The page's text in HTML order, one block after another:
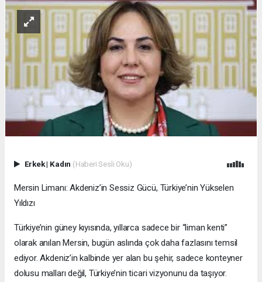
Erkek| Kadın (Haberi Sesli Oku)
Mersin Limanı: Akdeniz’in Sessiz Gücü, Türkiye’nin Yükselen
Yıldızı
Türkiye’nin güney kıyısında, yıllarca sadece bir “liman kenti”
olarak anılan Mersin, bugün aslında çok daha fazlasını temsil
ediyor. Akdeniz’in kalbinde yer alan bu şehir, sadece konteyner
dolusu malları değil, Türkiye’nin ticari vizyonunu da taşıyor.